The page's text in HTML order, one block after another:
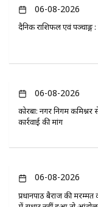
06-08-2026
दैनिक राशिफल एवं पञ्चाङ्ग
06-08-2026
कोरबा: नगर निगम कमिश्नर
कार्रवाई की मांग
06-08-2026
प्रधानपाठ बैराज की